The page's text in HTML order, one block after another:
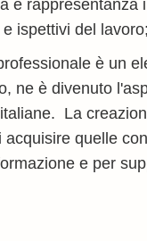
e rappresentanza
ispettivi del lavoro;
è un
ne è divenuto
La
acquisire quelle
e per